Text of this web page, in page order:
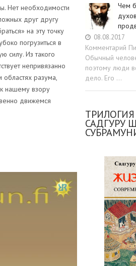
Нет необходимости
друг другу
на эту точку
погрузиться в
силу. Из такого
непривязанно
областях разума,
нашему взору
движемся
Чем
08.08.2017
Комментарий
Обычный
поэтому люди
дело. Его …
САДГУРУ